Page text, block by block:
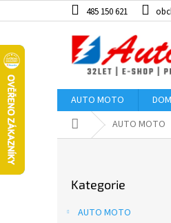
na
485 150 621
AUTO MOTO
Domů AUTO MOTO
kategorie
Kategorie
AUTO MOTO